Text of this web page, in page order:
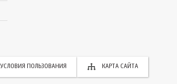
УСЛОВИЯ ПОЛЬЗОВАНИЯ КАРТА САЙТА